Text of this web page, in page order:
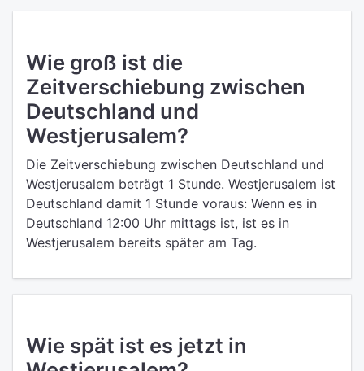
Wie groß ist die
Zeitverschiebung zwischen
Deutschland und
Westjerusalem?
Die Zeitverschiebung zwischen Deutschland und
Westjerusalem beträgt 1 Stunde. Westjerusalem ist
Deutschland damit 1 Stunde voraus: Wenn es in
Deutschland 12:00 Uhr mittags ist, ist es in
Westjerusalem bereits später am Tag.
Wie spät ist es jetzt in